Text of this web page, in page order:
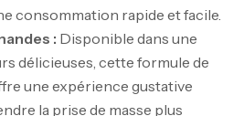
consommation rapide et facile.
: Disponible dans une
délicieuses, cette formule de
une expérience gustative
la prise de masse plus
CREAPURE – 306 Gr –